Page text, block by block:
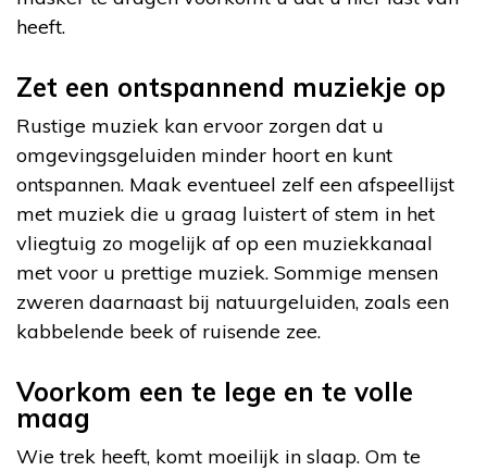
heeft.
Zet een ontspannend muziekje op
Rustige muziek kan ervoor zorgen dat u
omgevingsgeluiden minder hoort en kunt
ontspannen. Maak eventueel zelf een afspeellijst
met muziek die u graag luistert of stem in het
vliegtuig zo mogelijk af op een muziekkanaal
met voor u prettige muziek. Sommige mensen
zweren daarnaast bij natuurgeluiden, zoals een
kabbelende beek of ruisende zee.
Voorkom een te lege en te volle
maag
Wie trek heeft, komt moeilijk in slaap. Om te